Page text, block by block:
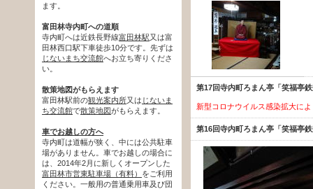
第17回寺内町ろまん亭「笑福亭
新型コロナウイルス感染拡大に
第16回寺内町ろまん亭「笑福亭
ます。
富田林寺内町への道順
寺内町へは近鉄長野線富田林駅又は富
田林西口駅下車徒歩10分です。先ずは
じないまち交流館へお立ち寄りくださ
い。
散策地図がもらえます
富田林駅前の観光案内所又は じないま
ち交流館で散策地図がもらえます。
車でお越しの方へ
寺内町は道幅が狭く、中には公共駐車
場がありません。車でお越しの場合に
は、2014年2月に新しくオープンした
富田林市営東駐車場（有料） をご利用
ください。一般用の普通乗用車及び団